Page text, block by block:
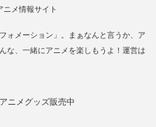
ニメ情報サイト
ォメーション」。まぁなんと言うか、ア
な、一緒にアニメを楽しもうよ！運営は
アニメグッズ販売中